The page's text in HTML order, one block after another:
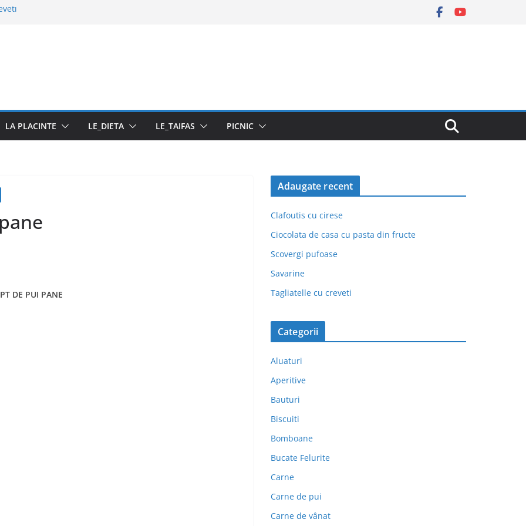
LA PLACINTE LE_DIETA LE_TAIFAS PICNIC
DE PUI PANE
Adaugate recent
Clafoutis cu cirese
Ciocolata de casa cu pasta din fructe
Scovergi pufoase
Savarine
Tagliatelle cu creveti
Categorii
Aluaturi
Aperitive
Bauturi
Biscuiti
Bomboane
Bucate Felurite
Carne
Carne de pui
Carne de vânat